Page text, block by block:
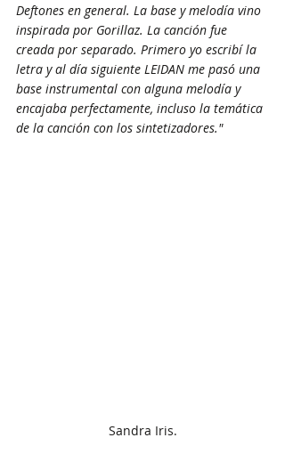
Deftones en general. La base y melodía vino
inspirada por Gorillaz. La canción fue
creada por separado. Primero yo escribí la
letra y al día siguiente LEIDAN me pasó una
base instrumental con alguna melodía y
encajaba perfectamente, incluso la temática
de la canción con los sintetizadores."
Sandra Iris.